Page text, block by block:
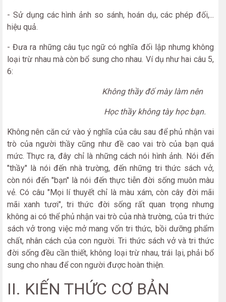
- Sử dụng các hình ảnh so sánh, hoán dụ, các phép đối,...
hiệu quả.
- Đưa ra những câu tục ngữ có nghĩa đối lập nhưng không
loại trừ nhau mà còn bổ sung cho nhau. Ví dụ như hai câu 5,
6:
Không thầy đố mày làm nên
Học thầy không tày học bạn.
Không nên căn cứ vào ý nghĩa của câu sau để phủ nhận vai
trò của người thầy cũng như đề cao vai trò của bạn quá
mức. Thực ra, đây chỉ là những cách nói hình ảnh. Nói đến
"thầy" là nói đến nhà trường, đến những tri thức sách vở,
còn nói đến "bạn" là nói đến thực tiễn đời sống muôn màu
vẻ. Có câu "Mọi lí thuyết chỉ là màu xám, còn cây đời mãi
mãi xanh tươi", tri thức đời sống rất quan trọng nhưng
không ai có thể phủ nhận vai trò của nhà trường, của tri thức
sách vở trong việc mở mang vốn tri thức, bồi dưỡng phẩm
chất, nhân cách của con người. Tri thức sách vở và tri thức
đời sống đều cần thiết, không loại trừ nhau, trái lại, phải bổ
sung cho nhau để con người được hoàn thiện.
II. KIẾN THỨC CƠ BẢN